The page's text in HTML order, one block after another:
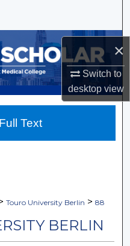
×
Switch to
desktopview
Touro University Berlin > 88
BERLIN
Text